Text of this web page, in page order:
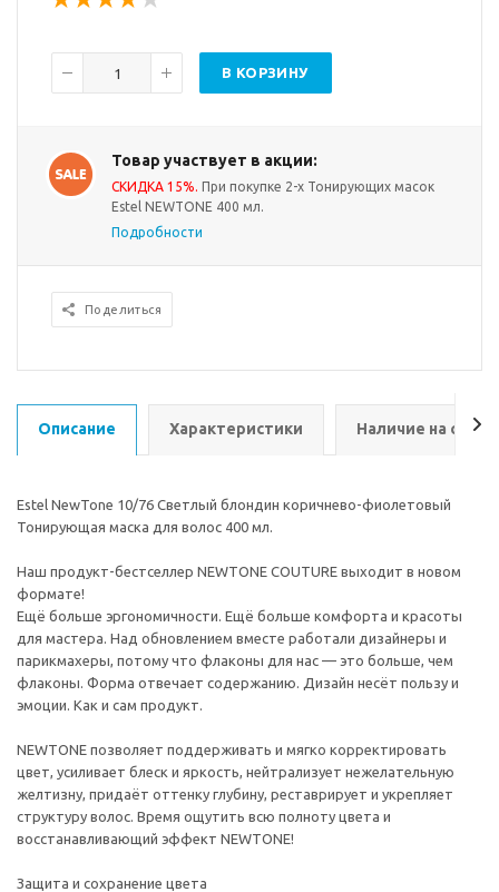
В КОРЗИНУ
Товар участвует в акции:
СКИДКА 15%. При покупке 2-х Тонирующих масок
Estel NEWTONE 400 мл.
Подробности
Поделиться
Описание Характеристики Наличие на
Estel NewTone 10/76 Светлый блондин коричнево-фиолетовый
Тонирующая маска для волос 400 мл.
Наш продукт-бестселлер NEWTONE COUTURE выходит в новом
формате!
Ещё больше эргономичности. Ещё больше комфорта и красоты
для мастера. Над обновлением вместе работали дизайнеры и
парикмахеры, потому что флаконы для нас — это больше, чем
флаконы. Форма отвечает содержанию. Дизайн несёт пользу и
эмоции. Как и сам продукт.
NEWTONE позволяет поддерживать и мягко корректировать
цвет, усиливает блеск и яркость, нейтрализует нежелательную
желтизну, придаёт оттенку глубину, реставрирует и укрепляет
структуру волос. Время ощутить всю полноту цвета и
восстанавливающий эффект NEWTONE!
Защита и сохранение цвета